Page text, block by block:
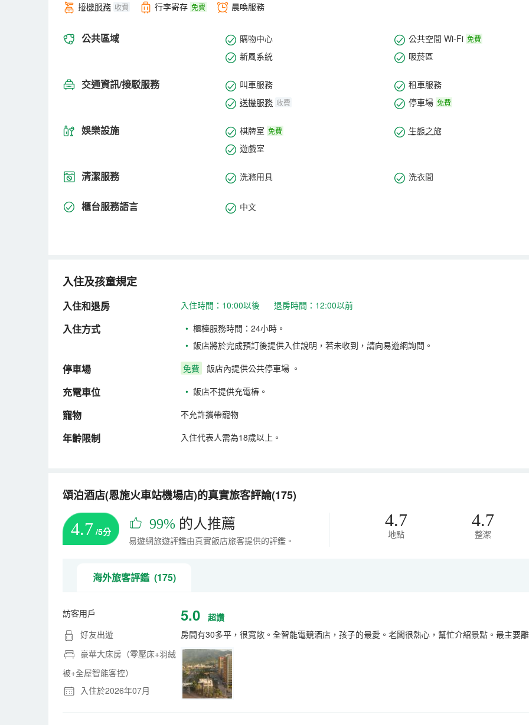
接機服務 收費 行李寄存 免費 晨喚服務
公共區域 購物中心 公共空間 Wi-Fi 免費
新風系統 吸菸區
交通資訊/接駁服務 叫車服務
租車服務
送機服務 收費 停車場 免費
娛樂設施 棋牌室 免費
生態之旅
遊戲室
清潔服務 洗滌用具 洗衣間
櫃台服務語言 中文
入住及孩童規定
入住和退房 入住時間：10:00以後 退房時間：12:00以前
入住方式 • 櫃檯服務時間：24小時。
• 飯店將於完成預訂後提供入住說明，若未收到，請向易遊網詢問。
停車場 免費 飯店內提供公共停車場 。
充電車位 • 飯店不提供充電樁。
寵物 不允許攜帶寵物
年齡限制 入住代表人需為18歲以上。
頌泊酒店(恩施火車站機場店)的真實旅客評論(175)
4.7 /5分 99% 的人推薦
易遊網旅遊評鑑由真實飯店旅客提供的評鑑。
4.7
地點
4.7
整潔
海外旅客評鑑 (175)
訪客用戶
好友出遊
豪華大床房（零壓床+羽絨
被+全屋智能客控）
入住於2026年07月
5.0
超讚
房間有30多平，很寬敞。全智能電競酒店，孩子的最愛。老闆很熱心，幫忙介紹景點。最主要